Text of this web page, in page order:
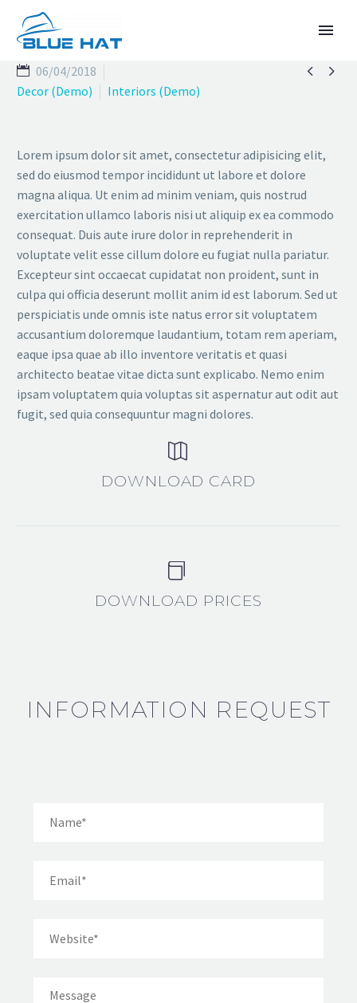
ENGLISH
 
06/04/2018
Decor (Demo)
Interiors (Demo)
Lorem ipsum dolor sit amet, consectetur adipisicing elit,
sed do eiusmod tempor incididunt ut labore et dolore
magna aliqua. Ut enim ad minim veniam, quis nostrud
exercitation ullamco laboris nisi ut aliquip ex ea commodo
consequat. Duis aute irure dolor in reprehenderit in
voluptate velit esse cillum dolore eu fugiat nulla pariatur.
Excepteur sint occaecat cupidatat non proident, sunt in
culpa qui officia deserunt mollit anim id est laborum. Sed ut
perspiciatis unde omnis iste natus error sit voluptatem
accusantium doloremque laudantium, totam rem aperiam,
eaque ipsa quae ab illo inventore veritatis et quasi
architecto beatae vitae dicta sunt explicabo. Nemo enim
ipsam voluptatem quia voluptas sit aspernatur aut odit aut
fugit, sed quia consequuntur magni dolores.


DOWNLOAD CARD


DOWNLOAD PRICES
INFORMATION REQUEST